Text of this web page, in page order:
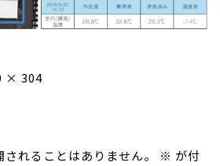
× 304
れることはありません。 ※ が付